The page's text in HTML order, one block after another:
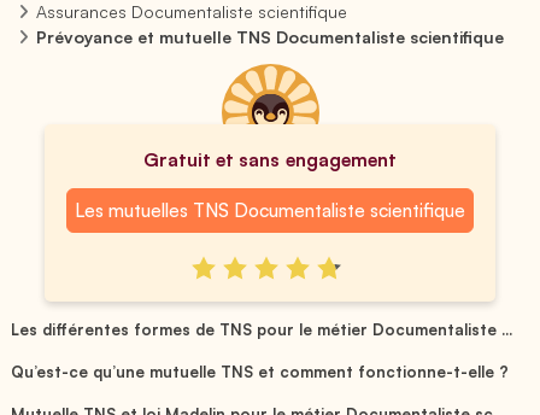
Assurances Documentaliste scientifique
Prévoyance et mutuelle TNS Documentaliste scientifique
Gratuit et sans engagement
Les mutuelles TNS Documentaliste scientifique
Les différentes formes de TNS pour le métier Documentaliste ...
Qu’est-ce qu’une mutuelle TNS et comment fonctionne-t-elle ?